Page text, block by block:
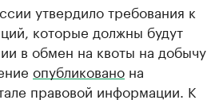
утвердило требования к
которые должны будут
в обмен на квоты на добычу
опубликовано на
правовой информации. К